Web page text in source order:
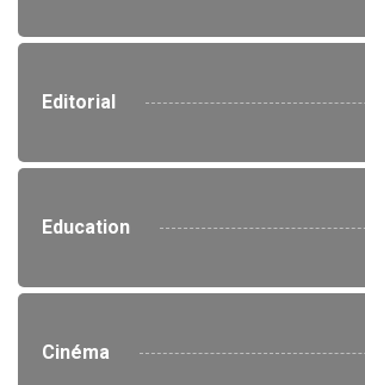
Editorial
Education
Cinéma